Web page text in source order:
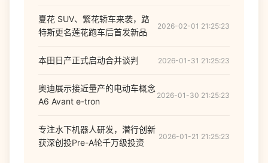
夏花 SUV、繁花轿车来袭，路
特斯更名莲花跑车后首发新品
2026-02-01 21:25:23
本田日产正式启动合并谈判 2026-01-31 21:25:23
奥迪展示接近量产的电动车概念
A6 Avant e-tron
2026-01-30 21:25:23
专注水下机器人研发，潜行创新
获深创投Pre-A轮千万级投资
2026-01-21 21:25:23